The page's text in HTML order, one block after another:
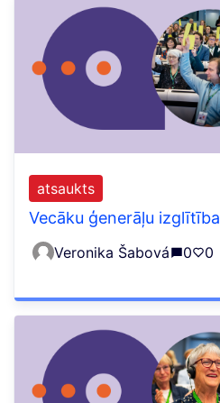
Vecāku ģenerāļu izglītība
atsaukts
Veronika Šabová 0 0